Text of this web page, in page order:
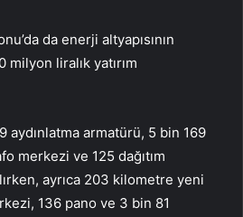
da enerji altyapısının
liralık yatırım
aydınlatma armatürü, 5 bin 169
merkezi ve 125 dağıtım
ayrıca 203 kilometre yeni
136 pano ve 3 bin 81